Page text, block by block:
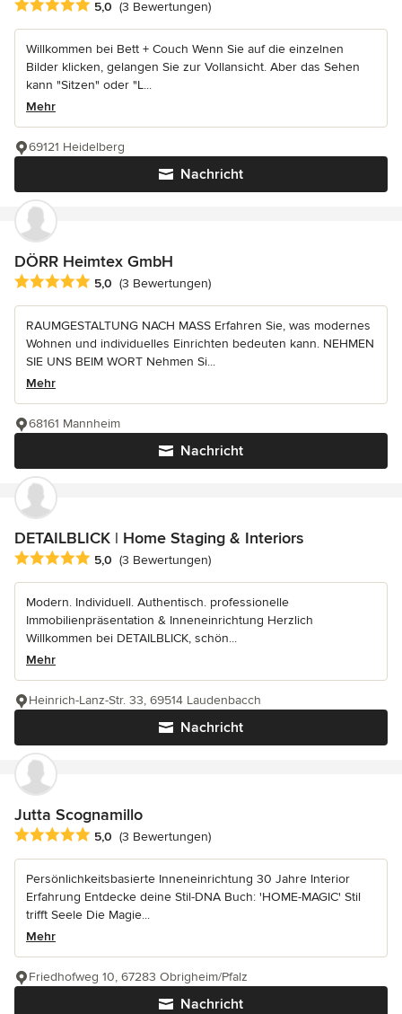
Durchschnittliche Bewertung: 5 von 5 Sternen
5,0 (3 Bewertungen)
Willkommen bei Bett + Couch Wenn Sie auf die einzelnen
Bilder klicken, gelangen Sie zur Vollansicht. Aber das Sehen
kann "Sitzen" oder "L...
Mehr
Nachricht
69121 Heidelberg
DÖRR Heimtex GmbH
Durchschnittliche Bewertung: 5 von 5 Sternen
5,0 (3 Bewertungen)
RAUMGESTALTUNG NACH MASS Erfahren Sie, was modernes
Wohnen und individuelles Einrichten bedeuten kann. NEHMEN
SIE UNS BEIM WORT Nehmen Si...
Mehr
Nachricht
68161 Mannheim
DETAILBLICK | Home Staging & Interiors
Durchschnittliche Bewertung: 5 von 5 Sternen
5,0 (3 Bewertungen)
Modern. Individuell. Authentisch. professionelle
Immobilienpräsentation & Inneneinrichtung Herzlich
Willkommen bei DETAILBLICK, schön...
Mehr
Nachricht
Heinrich-Lanz-Str. 33, 69514 Laudenbacch
Jutta Scognamillo
Durchschnittliche Bewertung: 5 von 5 Sternen
5,0 (3 Bewertungen)
Persönlichkeitsbasierte Inneneinrichtung 30 Jahre Interior
Erfahrung Entdecke deine Stil-DNA Buch: 'HOME-MAGIC' Stil
trifft Seele Die Magie...
Mehr
Nachricht
Friedhofweg 10, 67283 Obrigheim/Pfalz